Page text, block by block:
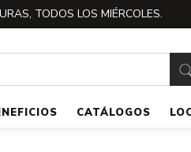
TODOS LOS MIÉRCOLES.
CATÁLOGOS